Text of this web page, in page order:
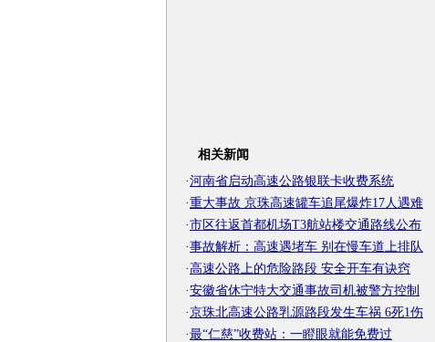
相关新闻
·河南省启动高速公路银联卡收费系统
·重大事故 京珠高速罐车追尾爆炸17人遇难
·市区往返首都机场T3航站楼交通路线公布
·事故解析：高速遇堵车 别在慢车道上排队
·高速公路上的危险路段 安全开车有诀窍
·安徽省休宁特大交通事故司机被警方控制
·京珠北高速公路乳源路段发生车祸 6死1伤
·最“仁慈”收费站：一瞪眼就能免费过